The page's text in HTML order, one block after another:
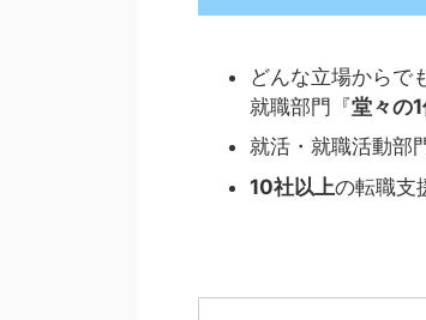
どんな立場からで
就職部門『堂々の1
就活・就職活動部
10社以上の転職支